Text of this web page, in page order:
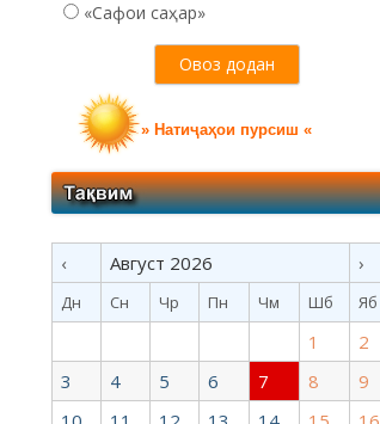
«Сафои саҳар»
» Натиҷаҳои пурсиш «
‹ Август 2026 ›
Дн Сн Чр Пн Чм Шб Яб
1
2
3
4 5 6 7 8
9